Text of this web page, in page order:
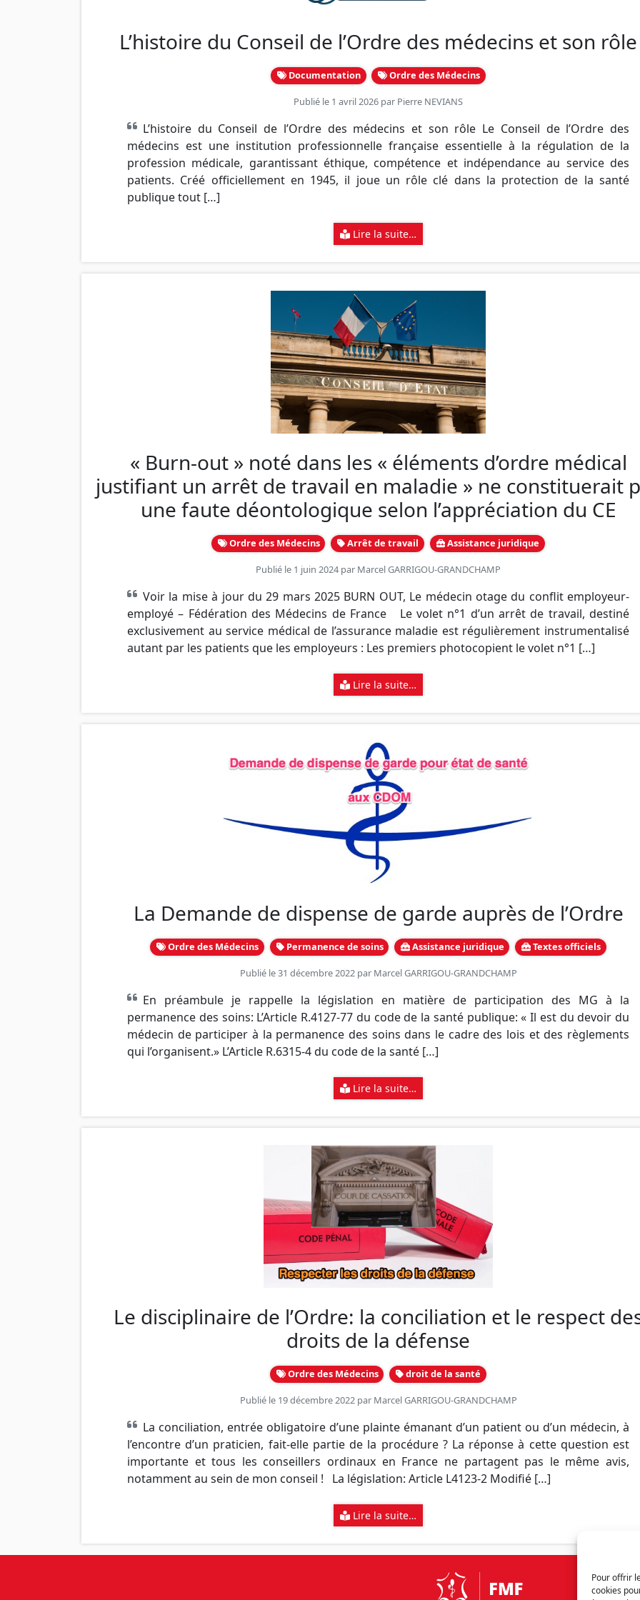
Pour offrir
cookies
L’histoire du Conseil de l’Ordre des médecins et son rôle
Documentation Ordre des Médecins
Publié le 1 avril 2026 par Pierre NEVIANS
L’histoire du Conseil de l’Ordre des médecins et son rôle Le Conseil de l’Ordre des
médecins est une institution professionnelle française essentielle à la régulation de la
profession médicale, garantissant éthique, compétence et indépendance au service des
patients. Créé officiellement en 1945, il joue un rôle clé dans la protection de la santé
publique tout […]
Lire la suite…
« Burn-out » noté dans les « éléments d’ordre médical
justifiant un arrêt de travail en maladie » ne constituerait
une faute déontologique selon l’appréciation du CE
Ordre des Médecins Arrêt de travail Assistance juridique
Publié le 1 juin 2024 par Marcel GARRIGOU-GRANDCHAMP
Voir la mise à jour du 29 mars 2025 BURN OUT, Le médecin otage du conflit employeur-
employé – Fédération des Médecins de France Le volet n°1 d’un arrêt de travail, destiné
exclusivement au service médical de l’assurance maladie est régulièrement instrumentalisé
autant par les patients que les employeurs : Les premiers photocopient le volet n°1 […]
Lire la suite…
La Demande de dispense de garde auprès de l’Ordre
Ordre des Médecins Permanence de soins Assistance juridique Textes officiels
Publié le 31 décembre 2022 par Marcel GARRIGOU-GRANDCHAMP
En préambule je rappelle la législation en matière de participation des MG à la
permanence des soins: L’Article R.4127-77 du code de la santé publique: « Il est du devoir du
médecin de participer à la permanence des soins dans le cadre des lois et des règlements
qui l’organisent.» L’Article R.6315-4 du code de la santé […]
Lire la suite…
Le disciplinaire de l’Ordre: la conciliation et le respect
droits de la défense
Ordre des Médecins droit de la santé
Publié le 19 décembre 2022 par Marcel GARRIGOU-GRANDCHAMP
La conciliation, entrée obligatoire d’une plainte émanant d’un patient ou d’un médecin, à
l’encontre d’un praticien, fait-elle partie de la procédure ? La réponse à cette question est
importante et tous les conseillers ordinaux en France ne partagent pas le même avis,
notamment au sein de mon conseil ! La législation: Article L4123-2 Modifié […]
Lire la suite…